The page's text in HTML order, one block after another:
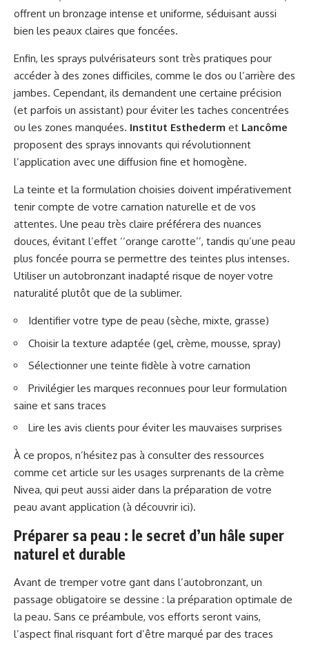
offrent un bronzage intense et uniforme, séduisant aussi
bien les peaux claires que foncées.
Enfin, les sprays pulvérisateurs sont très pratiques pour
accéder à des zones difficiles, comme le dos ou l’arrière des
jambes. Cependant, ils demandent une certaine précision
(et parfois un assistant) pour éviter les taches concentrées
ou les zones manquées. Institut Esthederm et Lancôme
proposent des sprays innovants qui révolutionnent
l’application avec une diffusion fine et homogène.
La teinte et la formulation choisies doivent impérativement
tenir compte de votre carnation naturelle et de vos
attentes. Une peau très claire préférera des nuances
douces, évitant l’effet ‘‘orange carotte’’, tandis qu’une peau
plus foncée pourra se permettre des teintes plus intenses.
Utiliser un autobronzant inadapté risque de noyer votre
naturalité plutôt que de la sublimer.
Identifier votre type de peau (sèche, mixte, grasse)
Choisir la texture adaptée (gel, crème, mousse, spray)
Sélectionner une teinte fidèle à votre carnation
Privilégier les marques reconnues pour leur formulation
saine et sans traces
Lire les avis clients pour éviter les mauvaises surprises
À ce propos, n’hésitez pas à consulter des ressources
comme cet article sur les usages surprenants de la crème
Nivea, qui peut aussi aider dans la préparation de votre
peau avant application (à découvrir ici).
Préparer sa peau : le secret d’un hâle super
naturel et durable
Avant de tremper votre gant dans l’autobronzant, un
passage obligatoire se dessine : la préparation optimale de
la peau. Sans ce préambule, vos efforts seront vains,
l’aspect final risquant fort d’être marqué par des traces